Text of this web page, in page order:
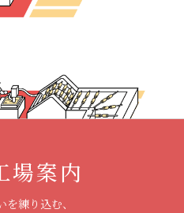
場案内
練り込む、